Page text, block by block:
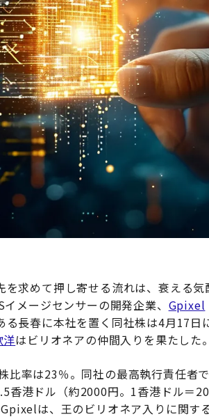
求めて押し寄せる流れは、衰える
メージセンサーの開発企業、 Gpixel
長春に本社を置く同社株は4月17日
洋はビリオネアの仲間入りを果たした。
率は23％。同社の最高執行責任者
香港ドル（約2000円。1香港ドル＝
は、王のビリオネア入りに関す